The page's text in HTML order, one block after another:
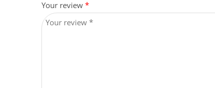
Your review *